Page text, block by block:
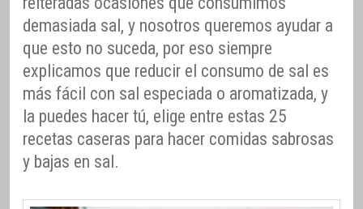
demasiada sal, y nosotros queremos ayudar a
que esto no suceda, por eso siempre
explicamos que reducir el consumo de sal es
más fácil con sal especiada o aromatizada, y
la puedes hacer tú, elige entre estas 25
recetas caseras para hacer comidas sabrosas
y bajas en sal.